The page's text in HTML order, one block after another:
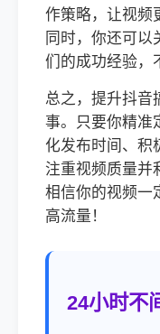
作策略，让视频
同时，你还可以
们的成功经验，
总之，提升抖音
事。只要你精准
化发布时间、积
注重视频质量并
相信你的视频一
高流量！
24小时不